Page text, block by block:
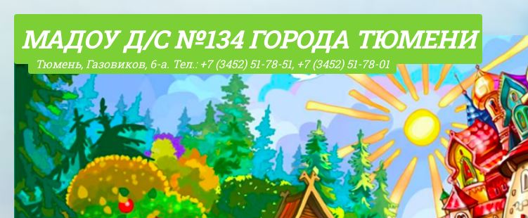
МАДОУ Д/С №134 ГОРОДА ТЮМЕНИ
Тюмень, Газовиков, 6-а. Тел.: +7 (3452) 51-78-51, +7 (3452) 51-78-01